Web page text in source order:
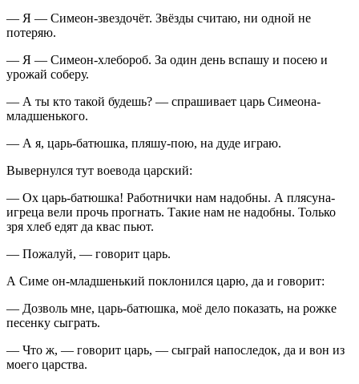
— Я — Симеон-звездочёт. Звёзды считаю, ни одной не
потеряю.
— Я — Симеон-хлебороб. За один день вспашу и посею и
урожай соберу.
— А ты кто такой будешь? — спрашивает царь Симеона-
младшенького.
— А я, царь-батюшка, пляшу-пою, на дуде играю.
Вывернулся тут воевода царский:
— Ох царь-батюшка! Работнички нам надобны. А плясуна-
игреца вели прочь прогнать. Такие нам не надобны. Только
зря хлеб едят да квас пьют.
— Пожалуй, — говорит царь.
А Симе он-младшенький поклонился царю, да и говорит:
— Дозволь мне, царь-батюшка, моё дело показать, на рожке
песенку сыграть.
— Что ж, — говорит царь, — сыграй напоследок, да и вон из
моего царства.